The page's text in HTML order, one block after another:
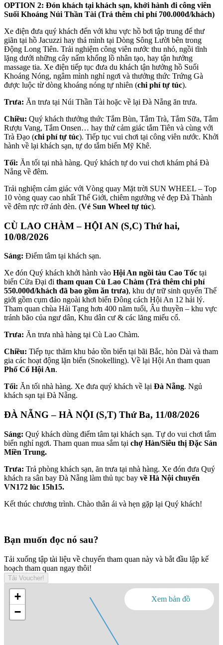
OPTION 2: Đón khách tại khách sạn, khởi hành đi công viên
Suối Khoáng Núi Thần Tài (Trả thêm chi phí 700.000đ/khách)
Xe điện đưa quý khách đến với khu vực hồ bơi tập trung để thư
giãn tại hồ Jacuzzi hay thả mình tại Dòng Sông Lười bên trong
Động Long Tiên. Trải nghiệm công viên nước thu nhỏ, ngồi tĩnh
lặng dưới những cây nấm khổng lồ nhân tạo, hay tận hưởng
massage tia. Xe điện tiếp tục đưa du khách tận hưởng hồ Suối
Khoáng Nóng, ngâm mình nghỉ ngơi và thưởng thức Trứng Gà
được luộc từ dòng khoáng nóng tự nhiên (chi phí tự túc).
Trưa: Ăn trưa tại Núi Thần Tài hoặc về lại Đà Nẵng ăn trưa.
Chiều: Quý khách thưởng thức Tắm Bùn, Tắm Trà, Tắm Sữa, Tắm
Rượu Vang, Tắm Onsen… hay thử cảm giác tắm Tiên và cùng với
Trà Đạo (chi phí tự túc). Tiếp tục vui chơi tại công viên nước. Khởi
hành về lại khách sạn, tự do tắm biển Mỹ Khê.
Tối: Ăn tối tại nhà hàng. Quý khách tự do vui chơi khám phá Đà
Nẵng về đêm.
Trải nghiệm cảm giác với Vòng quay Mặt trời SUN WHEEL – Top
10 vòng quay cao nhất Thế Giới, chiêm ngưởng vẻ đẹp Đà Thành
về đêm rực rỡ ánh đèn. (Vé Sun Wheel tự túc).
CÙ LAO CHÀM – HỘI AN (S,C) Thứ hai,
10/08/2026
Sáng: Điểm tâm tại khách sạn.
Xe đón Quý khách khởi hành vào Hội An ngồi tàu Cao Tốc tại
biển Cửa Đại đi tham quan Cù Lao Chàm (Trả thêm chi phí
550.000đ/khách đã bao gồm ăn trưa), khu dự trữ sinh quyển Thế
giới gồm cụm đảo ngoài khơi biển Đông cách Hội An 12 hải lý.
Tham quan chùa Hải Tạng hơn 400 năm tuổi, Âu thuyền – khu vực
tránh bão của ngư dân, Khu dân cư & các lăng miếu cổ.
Trưa: Ăn trưa nhà hàng tại Cù Lao Chàm.
Chiều: Tiếp tục thăm khu bảo tồn biển tại bãi Bắc, hòn Dài và tham
gia các hoạt động lặn biển (Snokelling). Về lại Hội An tham quan
Phố Cổ Hội An.
Tối: Ăn tối nhà hàng. Xe đưa quý khách về lại Đà Nẵng. Ngủ
khách sạn tại Đà Nẵng.
ĐÀ NẴNG – HÀ NỘI (S,T) Thứ Ba, 11/08/2026
Sáng: Quý khách dùng điểm tâm tại khách sạn. Tự do vui chơi tắm
biển nghỉ ngơi. Tham quan mua sắm tại chợ Hàn/Siêu thị Đặc Sản
Miền Trung.
Trưa: Trả phòng khách sạn, ăn trưa tại nhà hàng. Xe đón đưa Quý
khách ra sân bay Đà Nẵng làm thủ tục bay về Hà Nội chuyến
VN172 lúc 15h15.
Kết thúc chương trình. Chào thân ái và hẹn gặp lại Quý khách!
Bạn muốn đọc nó sau?
Tải xuống tập tài liệu về chuyến tham quan này và bắt đầu lập kế
hoạch tham quan ngay thôi!
Tải Voucher!
Xem bản đồ
+
−